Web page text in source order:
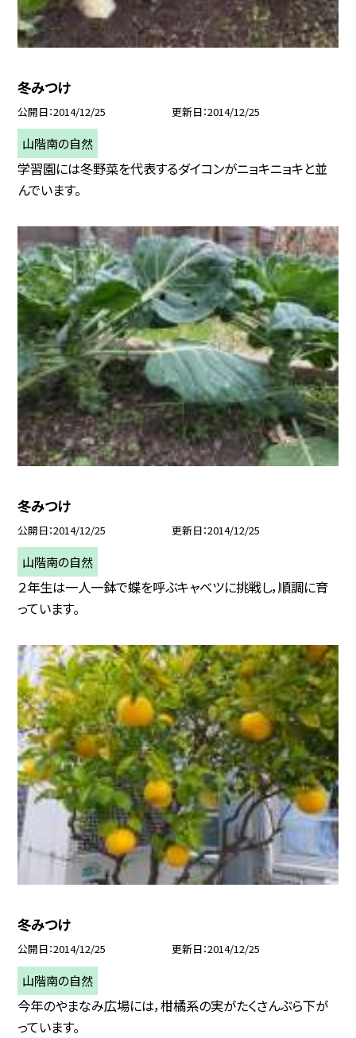
冬みつけ
公開日 2014/12/25 更新日 2014/12/25
山階南の自然
学習園には冬野菜を代表するダイコンがニョキニョキと並
んでいます。
冬みつけ
公開日 2014/12/25 更新日 2014/12/25
山階南の自然
２年生は一人一鉢で蝶を呼ぶキャベツに挑戦し，順調に育
っています。
冬みつけ
公開日 2014/12/25 更新日 2014/12/25
山階南の自然
今年のやまなみ広場には，柑橘系の実がたくさんぶら下が
っています。